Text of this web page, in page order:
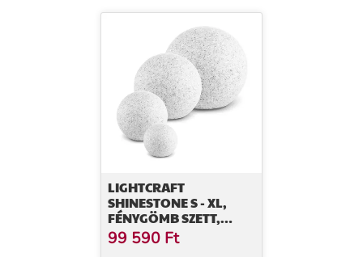
ösvény
LIGHTCRAFT
SHINESTONE S - XL,
FÉNYGÖMB SZETT,
KÜLTÉRI LÁMPÁK,
KERTI LÁMPÁK, GRÁNIT
99 590 Ft